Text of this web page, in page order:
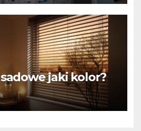
jaki kolor?